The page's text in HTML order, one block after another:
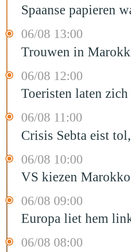
Spaanse papieren
06/08 13:00
Trouwen in
06/08 12:00
Toeristen laten
06/08 11:00
Crisis Sebta eist
06/08 10:00
VS kiezen
06/08 09:00
Europa liet hem
06/08 08:00